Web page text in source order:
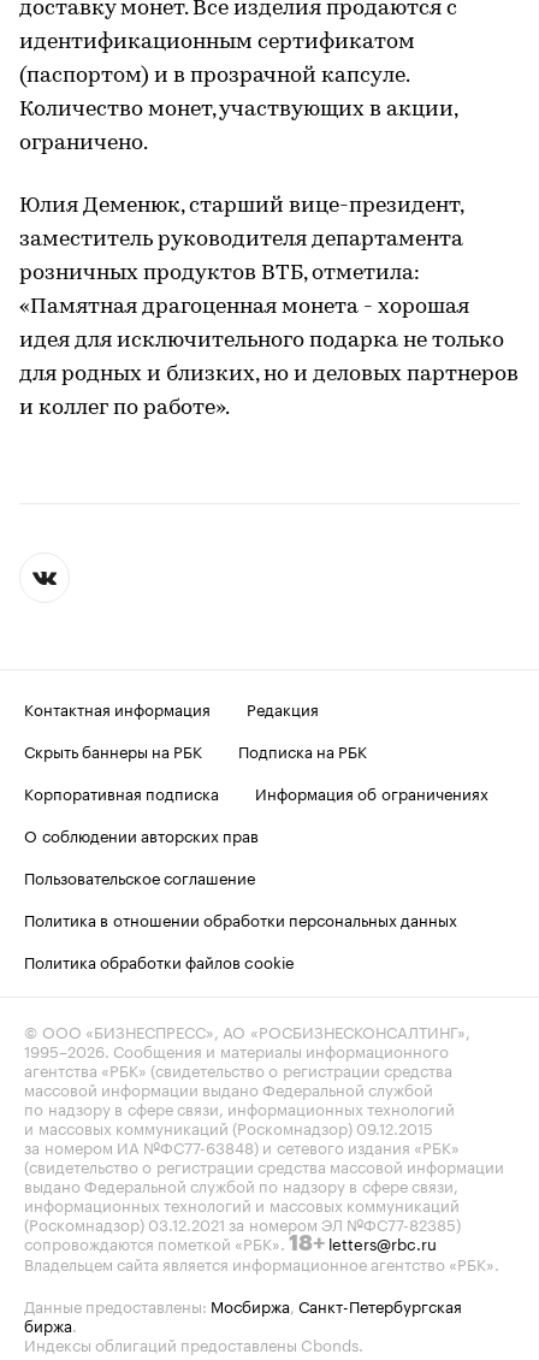
доставку монет. Все изделия продаются с
идентификационным сертификатом
(паспортом) и в прозрачной капсуле.
Количество монет, участвующих в акции,
ограничено.
Юлия Деменюк, старший вице-президент,
заместитель руководителя департамента
розничных продуктов ВТБ, отметила:
«Памятная драгоценная монета - хорошая
идея для исключительного подарка не только
для родных и близких, но и деловых партнеров
и коллег по работе».
Контактная информация
Редакция
Скрыть баннеры на РБК
Подписка на РБК
Корпоративная подписка
Информация об ограничениях
О соблюдении авторских прав
Пользовательское соглашение
Политика в отношении обработки персональных данных
Политика обработки файлов cookie
© ООО «БИЗНЕСПРЕСС», АО «РОСБИЗНЕСКОНСАЛТИНГ»,
1995–2026. Сообщения и материалы информационного
агентства «РБК» (свидетельство о регистрации средства
массовой информации выдано Федеральной службой
по надзору в сфере связи, информационных технологий
и массовых коммуникаций (Роскомнадзор) 09.12.2015
за номером ИА №ФС77-63848) и сетевого издания «РБК»
(свидетельство о регистрации средства массовой информации
выдано Федеральной службой по надзору в сфере связи,
информационных технологий и массовых коммуникаций
(Роскомнадзор) 03.12.2021 за номером ЭЛ №ФС77-82385)
сопровождаются пометкой «РБК». 18+ letters@rbc.ru
Владельцем сайта является информационное агентство «РБК».
Данные предоставлены: Мосбиржа, Санкт-Петербургская
биржа.
Индексы облигаций предоставлены Cbonds.